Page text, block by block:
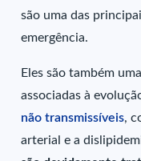
são uma das
emergência.
Eles são também
associadas à
não transmissíveis,
arterial e a